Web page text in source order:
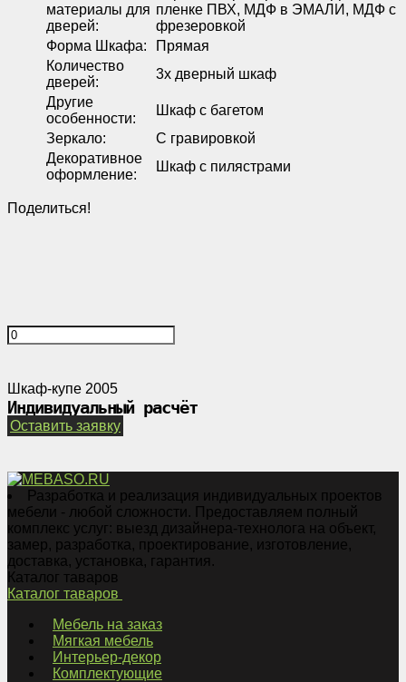
материалы для
дверей:
пленке ПВХ, МДФ в ЭМАЛИ, МДФ с
фрезеровкой
Форма Шкафа:
Прямая
Количество
дверей:
3х дверный шкаф
Другие
особенности:
Шкаф с багетом
Зеркало:
С гравировкой
Декоративное
оформление:
Шкаф с пилястрами
Поделиться!
Шкаф-купе 2005
Индивидуальный расчёт
Оставить заявку
Разработка и реализация индивидуальных проектов
мебели - любой сложности. Предоставляем полный
комплекс услуг: выезд дизайнера-технолога на объект,
замер, разработка, проектирование, изготовление,
доставка, установка, гарантия.
Каталог таваров
Каталог таваров
Мебель на заказ
Мягкая мебель
Интерьер-декор
Комплектующие